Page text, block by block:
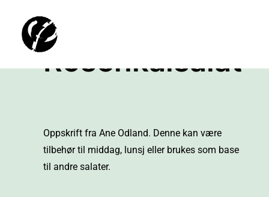
Rosenkålsalat
Oppskrift fra Ane Odland. Denne kan være
tilbehør til middag, lunsj eller brukes som base
til andre salater.